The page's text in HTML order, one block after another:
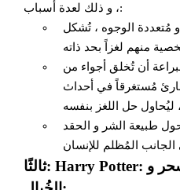
، و ذلك لعدة أسباب:
مُتعددة الوجوه ، تُشكل
أن تُخلق أجواء من
مُستغرقاً في أحداث
حول طبيعة الشر و الحقد
ثالثًا: Harry Potter: رحلةٌ إلى عالم السحر و